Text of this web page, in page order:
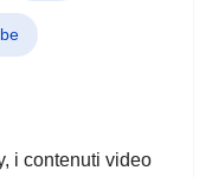
i contenuti video